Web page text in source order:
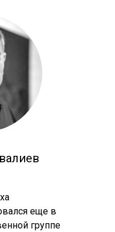
еще в
группе